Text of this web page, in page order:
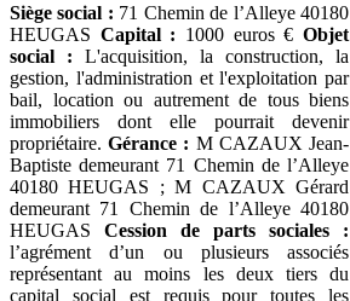
Siège social : 71 Chemin de l’Alleye 40180
HEUGAS Capital : 1000 euros €Objet
social : L'acquisition, la construction, la
gestion, l'administration et l'exploitation par
bail, location ou autrement de tous biens
immobiliers dont elle pourrait devenir
propriétaire.Gérance : M CAZAUX Jean-
Baptiste demeurant 71 Chemin de l’Alleye
40180 HEUGAS ; M CAZAUX Gérard
demeurant 71 Chemin de l’Alleye 40180
HEUGAS Cession de parts sociales :
l’agrément d’un ou plusieurs associés
représentant au moins les deux tiers du
capital social est requis pour toutes les